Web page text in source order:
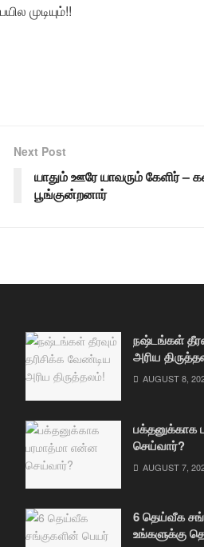
முடியும்!!
Next Post
யாதும் ஊரே யாவரும் கேளிர் –
பூங்குன்றனார்
நஷ்டங்கள்
அரிய
AUGUST 8,
பக்தனுக்காக
செய்வார்?
AUGUST 7,
6 தெய்வீக
உங்களுக்கு